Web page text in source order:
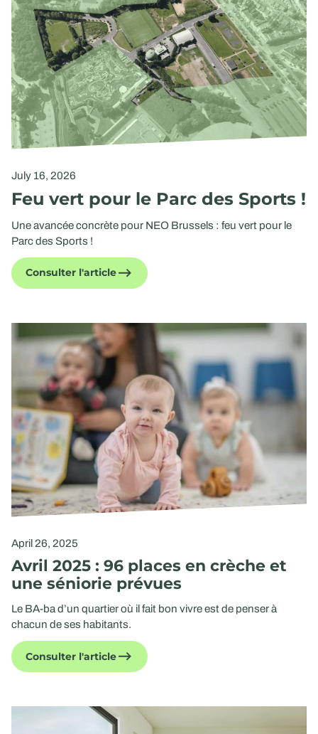
July 16, 2026
Feu vert pour le Parc des Sports !
Une avancée concrète pour NEO Brussels : feu vert pour le
Parc des Sports !
Consulter l'article
April 26, 2025
Avril 2025 : 96 places en crèche et
une séniorie prévues
Le BA-ba d’un quartier où il fait bon vivre est de penser à
chacun de ses habitants.
Consulter l'article